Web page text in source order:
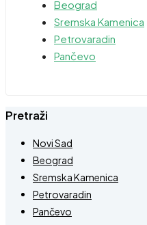
Beograd
Sremska Kamenica
Petrovaradin
Pančevo
Pretraži
Novi Sad
Beograd
Sremska Kamenica
Petrovaradin
Pančevo